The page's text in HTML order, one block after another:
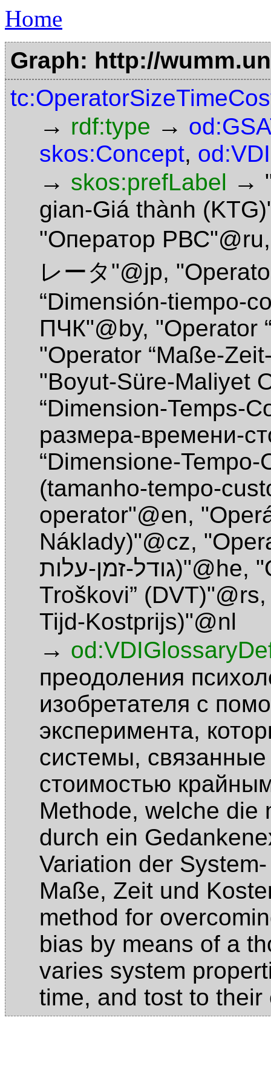
Home
Graph: http://
→ rdf:type →
skos:Concept,
→ skos:prefLabel →
gian-Giá thành
"Оператор РВС"@ru
レータ"@jp,
“Dimensión-tiempo-
ПЧК"@by, "Operator
"Operator “Maße-
"Boyut-Süre-Maliyet
“Dimension-Temps-
размера-времени-
“Dimensione-Tempo-
(tamanho-tempo-
operator"@en,
Náklady)"@cz,
(גודל-זמן-עלות"@he,
Troškovi” (DVT)"@rs
Tijd-Kostprijs)"@nl
→
преодоления
изобретателя с
эксперимента,
системы,
стоимостью
Methode, welche die
durch ein
Variation der
Maße, Zeit und
method for
bias by means of a
varies system
time, and tost to